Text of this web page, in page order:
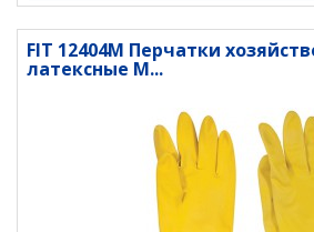
FIT 12404М Перчатки
латексные М...